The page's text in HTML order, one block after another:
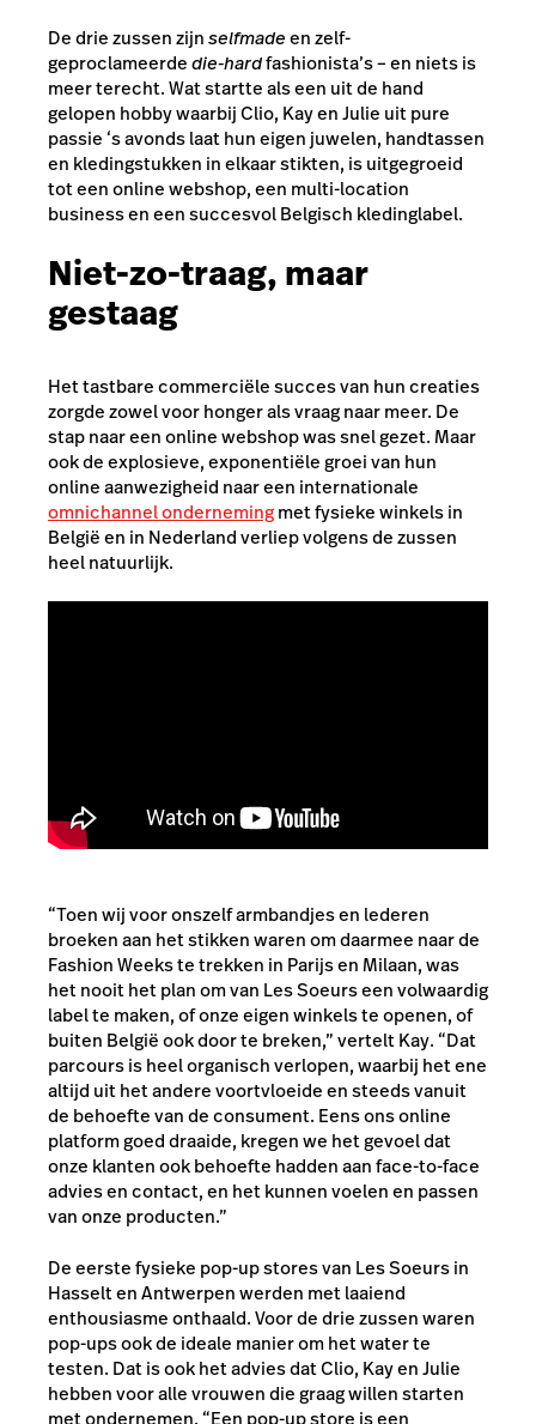
De drie zussen zijnselfmadeen zelf-
geproclameerdedie-hardfashionista’s – en niets is
meer terecht. Wat startte als een uit de hand
gelopen hobby waarbij Clio, Kay en Julie uit pure
passie ‘s avonds laat hun eigen juwelen, handtassen
en kledingstukken in elkaar stikten, is uitgegroeid
tot een online webshop, een multi-location
business en een succesvol Belgisch kledinglabel.
Niet-zo-traag, maar
gestaag
Het tastbare commerciële succes van hun creaties
zorgde zowel voor honger als vraag naar meer. De
stap naar een online webshop was snel gezet. Maar
ook de explosieve, exponentiële groei van hun
online aanwezigheid naar een internationale
omnichannel ondernemingmet fysieke winkels in
België en in Nederland verliep volgens de zussen
heel natuurlijk.
“Toen wij voor onszelf armbandjes en lederen
broeken aan het stikken waren om daarmee naar de
Fashion Weeks te trekken in Parijs en Milaan, was
het nooit het plan om van Les Soeurs een volwaardig
label te maken, of onze eigen winkels te openen, of
buiten België ook door te breken,” vertelt Kay. “Dat
parcours is heel organisch verlopen, waarbij het ene
altijd uit het andere voortvloeide en steeds vanuit
de behoefte van de consument. Eens ons online
platform goed draaide, kregen we het gevoel dat
onze klanten ook behoefte hadden aan face-to-face
advies en contact, en het kunnen voelen en passen
van onze producten.”
De eerste fysieke pop-up stores van Les Soeurs in
Hasselt en Antwerpen werden met laaiend
enthousiasme onthaald. Voor de drie zussen waren
pop-ups ook de ideale manier om het water te
testen. Dat is ook het advies dat Clio, Kay en Julie
hebben voor alle vrouwen die graag willen starten
met ondernemen. “Een pop-up store is een